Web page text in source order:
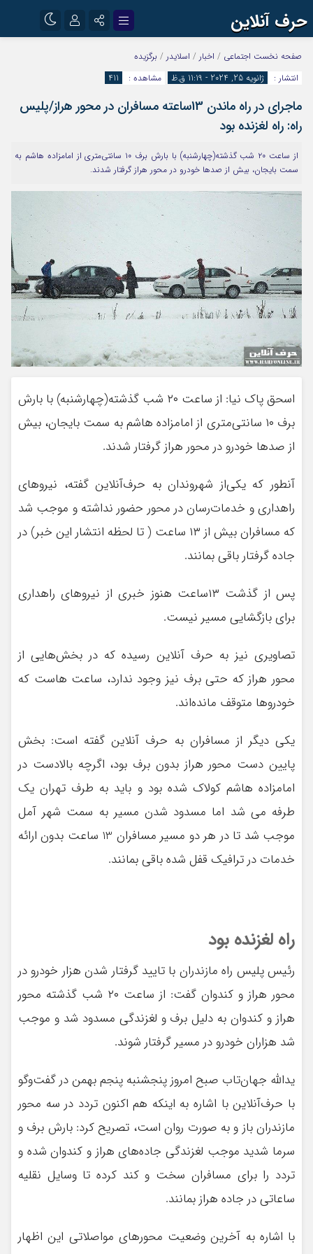
حرف آنلاین
اینستاگرام
آپارات
رمز عبور
مرا به خاطر بسپار
صفحه نخست اجتماعی / اخبار / اسلایدر / برگزیده
انتشار :
ژانویه 25, 2024 - 11:19 ق.ظ مشاهده : 411
ماجرای در راه ماندن 13ساعته مسافران در محور هراز/پلیس
راه: راه لغزنده بود
از ساعت ۲۰ شب گذشته(چهارشنبه) با بارش برف ۱۰ سانتی‌متری از امامزاده هاشم به
سمت بایجان، بیش از صدها خودرو در محور هراز گرفتار شدند.
اسحق پاک نیا: از ساعت ۲۰ شب گذشته(چهارشنبه) با بارش
برف ۱۰ سانتی‌متری از امامزاده هاشم به سمت بایجان، بیش
از صدها خودرو در محور هراز گرفتار شدند.
آنطور که یکی‌از شهروندان به حرف‌آنلاین گفته، نیروهای
راهداری و خدمات‌رسان در محور حضور نداشته و موجب شد
که مسافران بیش از ۱۳ ساعت ( تا لحظه انتشار این خبر) در
جاده گرفتار باقی بمانند.
پس از گذشت ۱۳ساعت هنوز خبری از نیروهای راهداری
برای بازگشایی مسیر نیست.
تصاویری نیز به حرف آنلاین رسیده که در بخش‌هایی از
محور هراز که حتی برف نیز وجود ندارد، ساعت هاست که
خودروها متوقف مانده‌اند.
یکی دیگر از مسافران به حرف آنلاین گفته است: بخش
پایین دست محور هراز بدون برف بود، اگرچه بالادست در
امامزاده هاشم کولاک شده بود و باید به طرف تهران یک
طرفه می شد اما مسدود شدن مسیر به سمت شهر آمل
موجب شد تا در هر دو مسیر مسافران 13 ساعت بدون ارائه
خدمات در ترافیک قفل شده باقی بمانند.
راه لغزنده بود
رئیس پلیس راه مازندران با تایید گرفتار شدن هزار خودرو در
محور هراز و کندوان گفت: از ساعت ۲۰ شب گذشته محور
هراز و کندوان به دلیل برف و لغزندگی مسدود شد و موجب
شد هزاران خودرو در مسیر گرفتار شوند.
یدالله جهان‌تاب صبح امروز پنجشنبه پنجم بهمن در گفت‌وگو
با حرف‌آنلاین با اشاره به اینکه هم اکنون تردد در سه محور
مازندران باز و به صورت روان است، تصریح کرد: بارش برف و
سرما شدید موجب لغزندگی جاده‌های هراز و کندوان شده و
تردد را برای مسافران سخت و کند کرده تا وسایل نقلیه
ساعاتی در جاده هراز بمانند.
با اشاره به آخرین وضعیت محورهای مواصلاتی این اظهار